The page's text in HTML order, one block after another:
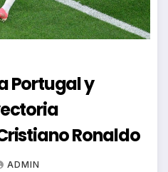
Portugal y
Ronaldo
ADMIN